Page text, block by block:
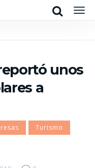
Search
unos
a
Turismo